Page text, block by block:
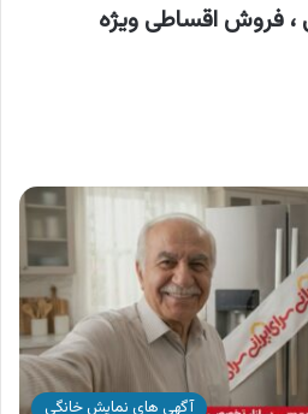
، فروش اقساطی ویژه
آگهی های نمایش خانگی